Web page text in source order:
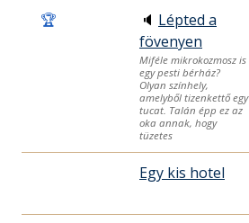
🏆 🔈 Lépted a
fövenyen
Miféle mikrokozmosz is
egy pesti bérház?
Olyan színhely,
amelyből tizenkettő egy
tucat. Talán épp ez az
oka annak, hogy
tüzetes
Egy kis hotel